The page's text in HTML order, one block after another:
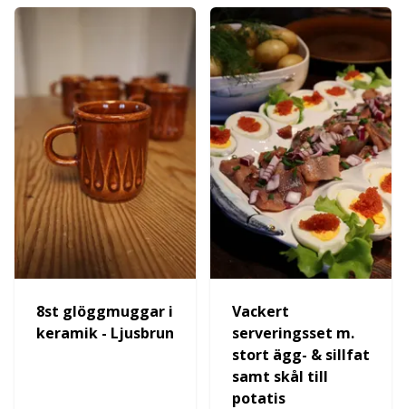
8st glöggmuggar i
keramik - Ljusbrun
Vackert
serveringsset m.
stort ägg- & sillfat
samt skål till
potatis